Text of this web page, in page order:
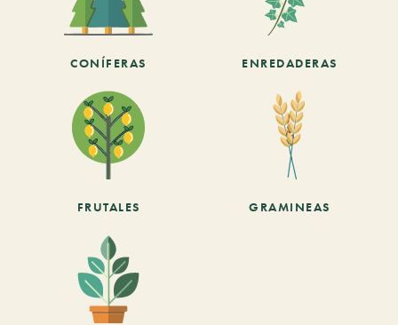
CONÍFERAS ENREDADERAS
FRUTALES GRAMINEAS